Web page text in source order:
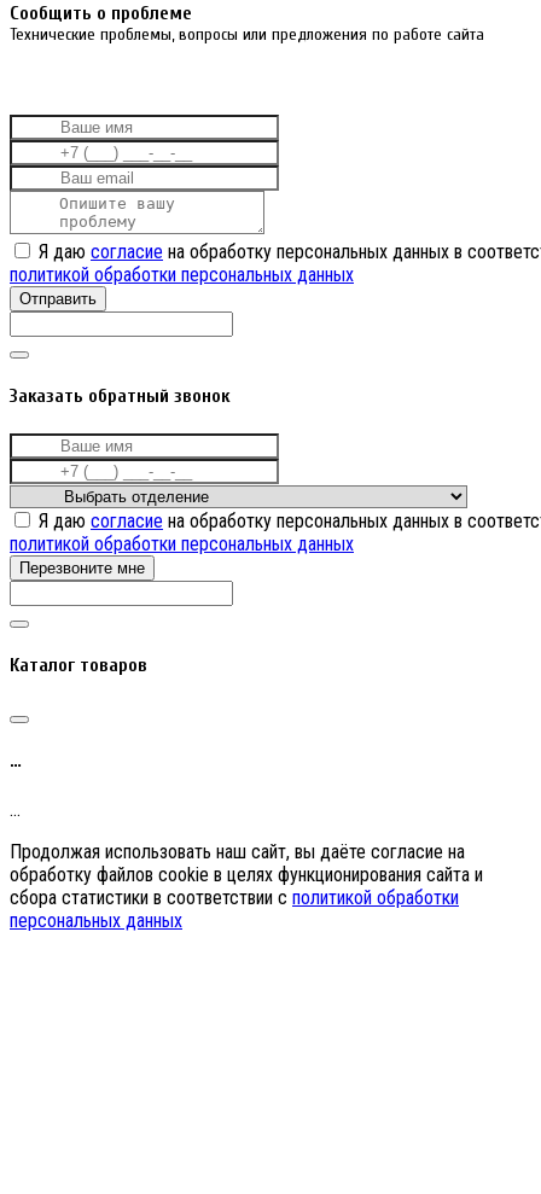
Cообщить о проблеме
Технические проблемы, вопросы или предложения по работе сайта
Я даю согласие на обработку персональных данных в
политикой обработки персональных данных
Отправить
Заказать обратный звонок
Я даю согласие на обработку персональных данных в
политикой обработки персональных данных
Перезвоните мне
Каталог товаров
…
…
Продолжая использовать наш сайт, вы даёте согласие на
обработку файлов cookie в целях функционирования сайта и
сбора статистики в соответствии с политикой обработки
персональных данных